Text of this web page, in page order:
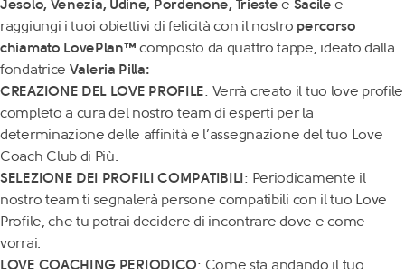
Jesolo, Venezia, Udine, Pordenone, Trieste e Sacile e
raggiungi i tuoi obiettivi di felicità con il nostro percorso
chiamato LovePlan™ composto da quattro tappe, ideato dalla
fondatrice Valeria Pilla:
CREAZIONE DEL LOVE PROFILE: Verrà creato il tuo love profile
completo a cura del nostro team di esperti per la
determinazione delle affinità e l’assegnazione del tuo Love
Coach Club di Più.
SELEZIONE DEI PROFILI COMPATIBILI: Periodicamente il
nostro team ti segnalerà persone compatibili con il tuo Love
Profile, che tu potrai decidere di incontrare dove e come
vorrai.
LOVE COACHING PERIODICO: Come sta andando il tuo